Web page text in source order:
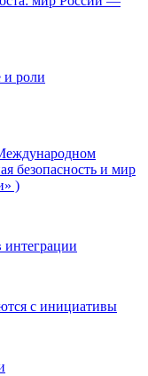
роли
безопасность и мир
)
с инициативы